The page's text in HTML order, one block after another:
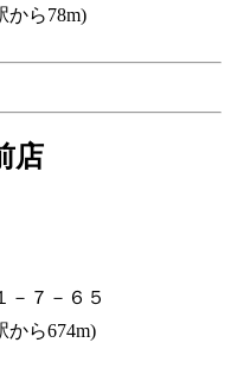
から78m)
店
－７－６５
から674m)